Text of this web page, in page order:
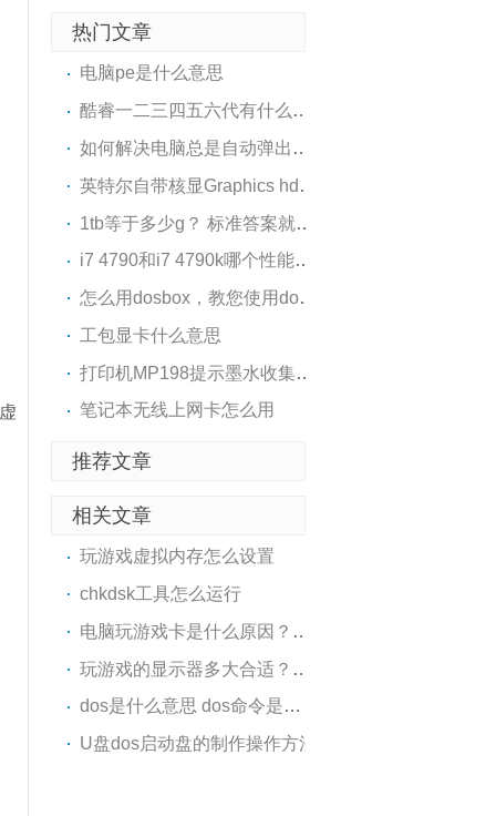
热门文章
电脑pe是什么意思
酷睿一二三四五六代有什么区别
如何解决电脑总是自动弹出，..
英特尔自带核显Graphics hd 6..
1tb等于多少g？ 标准答案就是..
i7 4790和i7 4790k哪个性能好..
怎么用dosbox，教您使用dosbo..
工包显卡什么意思
打印机MP198提示墨水收集器已..
笔记本无线上网卡怎么用
推荐文章
相关文章
玩游戏虚拟内存怎么设置
chkdsk工具怎么运行
电脑玩游戏卡是什么原因？电..
玩游戏的显示器多大合适？多..
dos是什么意思 dos命令是什么..
U盘dos启动盘的制作操作方法